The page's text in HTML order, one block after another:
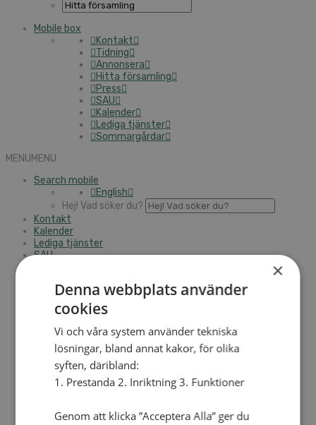
Mobile box
Kontakt
Tidning
Annonsera
Hitta församling
Press
SAU
Kalender
Lediga tjänster
Sommargårdar
MENUMENU
Search mobile
English
Hej! Vad söker du?
Kontakt
Kalender
Lediga tjänster
SAU
FÖRDJUPNING OCH UTVECKLING
Missionella initiativ
Apollos – församlingsutveckling
Smågrupper
Skapelse och miljö
Gudstjänst
Vänförsamling
Integrationsarbete
Missionsinspiratörens verktygslåda
×
Denna webbplats använder
cookies
Vi och våra system använder tekniska
lösningar, bland annat kakor, för olika
syften, däribland:
1. Prestanda 2. Inriktning 3. Funktioner
Genom att klicka ”Acceptera Alla” ger du